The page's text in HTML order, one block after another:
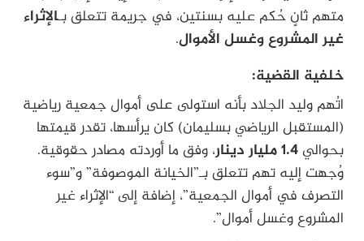
متهم ثانٍ حُكم عليه بسنتين، في جريمة تتعلق بـالإثراء
غير المشروع وغسل الأموال.
خلفية القضية:
اتُهم وليد الجلاد بأنه استولى على أموال جمعية رياضية
(المستقبل الرياضي بسليمان) كان يرأسها، تقدر قيمتها
بحوالي1.4 مليار دينار
، وفق ما أوردته مصادر حقوقية.
وُجهت إليه تهم تتعلق بـ”الخيانة الموصوفة” و”سوء
التصرف في أموال الجمعية”، إضافة إلى “الإثراء غير
المشروع وغسل أموال”.